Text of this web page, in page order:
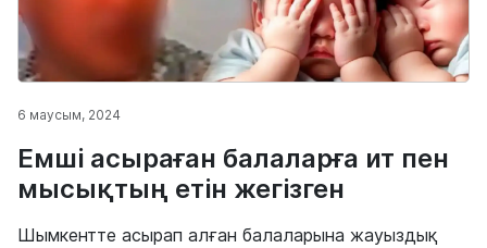
6 маусым, 2024
Емші асыраған балаларға ит пен
мысықтың етін жегізген
Шымкентте асырап алған балаларына жауыздық